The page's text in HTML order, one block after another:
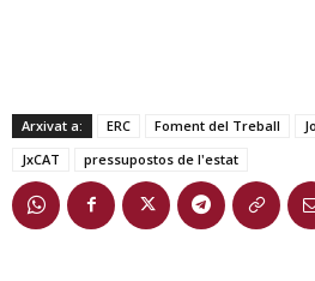
Arxivat a: ERC Foment del Treball
JxCAT
pressupostos de l'estat